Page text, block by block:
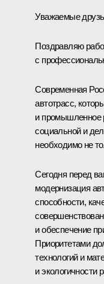
Уважаемые
Поздравляю
с
Современная
автотрасс,
и промышленное
социальной и
необходимо не
Сегодня перед
модернизация
способности,
и обеспечение
Приоритетами
технологий и
и экологичности